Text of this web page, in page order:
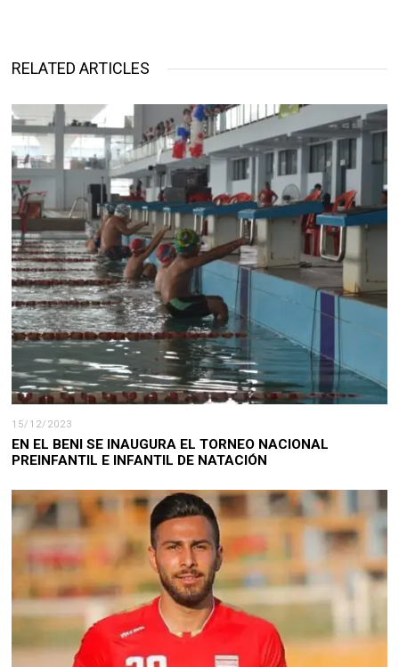
RELATED ARTICLES
15/12/2023
EN EL BENI SE INAUGURA EL TORNEO NACIONAL
PREINFANTIL E INFANTIL DE NATACIÓN